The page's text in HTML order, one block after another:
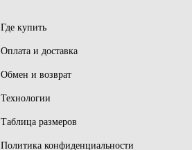
Где купить
Оплата и доставка
Обмен и возврат
Технологии
Таблица размеров
Политика конфиденциальности